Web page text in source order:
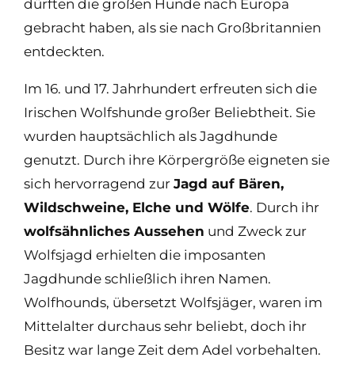
dürften die großen Hunde nach Europa
gebracht haben, als sie nach Großbritannien
entdeckten.
Im 16. und 17. Jahrhundert erfreuten sich die
Irischen Wolfshunde großer Beliebtheit. Sie
wurden hauptsächlich als Jagdhunde
genutzt. Durch ihre Körpergröße eigneten sie
sich hervorragend zur Jagd auf Bären,
Wildschweine, Elche und Wölfe. Durch ihr
wolfsähnliches Aussehen und Zweck zur
Wolfsjagd erhielten die imposanten
Jagdhunde schließlich ihren Namen.
Wolfhounds, übersetzt Wolfsjäger, waren im
Mittelalter durchaus sehr beliebt, doch ihr
Besitz war lange Zeit dem Adel vorbehalten.